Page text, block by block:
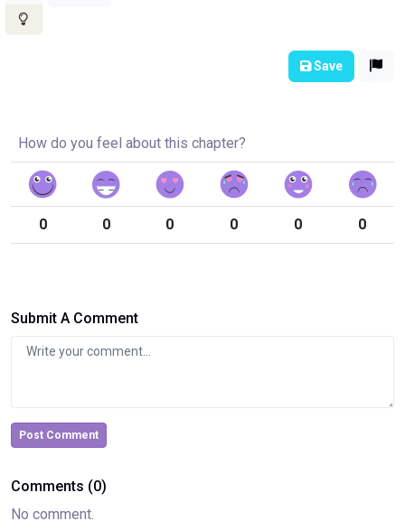
Save
How do you feel about this chapter?
0 0 0 0 0 0
Submit A Comment
Post Comment
Comments (0)
No comment.